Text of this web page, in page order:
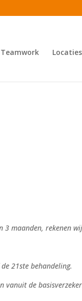
Teamwork Locaties
maanden, rekenen
21ste behandeling.
vanuit de